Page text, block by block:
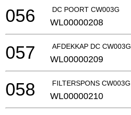
DC POORT CW003G
056 WL00000208
AFDEKKAP DC CW003G
057 WL00000209
FILTERSPONS CW003G
058 WL00000210